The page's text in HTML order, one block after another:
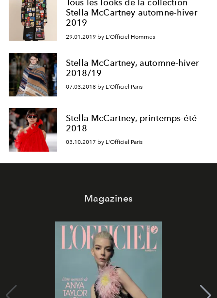
Tous les looks de la collection
Stella McCartney automne-hiver
2019
29.01.2019 by L'Officiel Hommes
Stella McCartney, automne-hiver
2018/19
07.03.2018 by L'Officiel Paris
Stella McCartney, printemps-été
2018
03.10.2017 by L'Officiel Paris
Magazines